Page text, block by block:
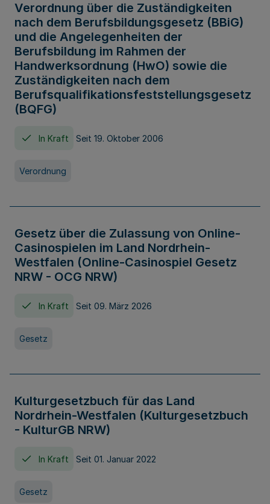
Verordnung über die Zuständigkeiten
nach dem Berufsbildungsgesetz (BBiG)
und die Angelegenheiten der
Berufsbildung im Rahmen der
Handwerksordnung (HwO) sowie die
Zuständigkeiten nach dem
Berufsqualifikationsfeststellungsgesetz
(BQFG)
In Kraft Seit 19. Oktober 2006
Verordnung
Gesetz über die Zulassung von Online-
Casinospielen im Land Nordrhein-
Westfalen (Online-Casinospiel Gesetz
NRW - OCG NRW)
In Kraft Seit 09. März 2026
Gesetz
Kulturgesetzbuch für das Land
Nordrhein-Westfalen (Kulturgesetzbuch
- KulturGB NRW)
In Kraft Seit 01. Januar 2022
Gesetz